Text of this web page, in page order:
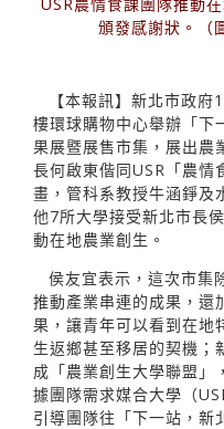
頒發感謝狀。（
【本報訊】新北市政
樓環球購物中心舉辦「下
果展暨展售市集，展出農
長何啟東偕同USR「農情
畫，管科系教授牛涵錚及
他7所大學接受新北市長
動在地農業創生。
侯友宜表示，這次市集
推動產業串連的成果，還
果，讓青年可以看到在地
生返鄉甚至移居的契機；
成「農業創生大學聯盟」
據團隊需求媒合大學（
引導團隊往「下一站，新